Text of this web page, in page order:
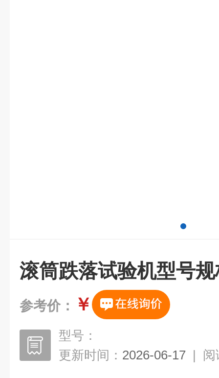
滚筒跌落试验机型号
参考价： ￥
型号：
更新时间： 2026-06-17 | 阅